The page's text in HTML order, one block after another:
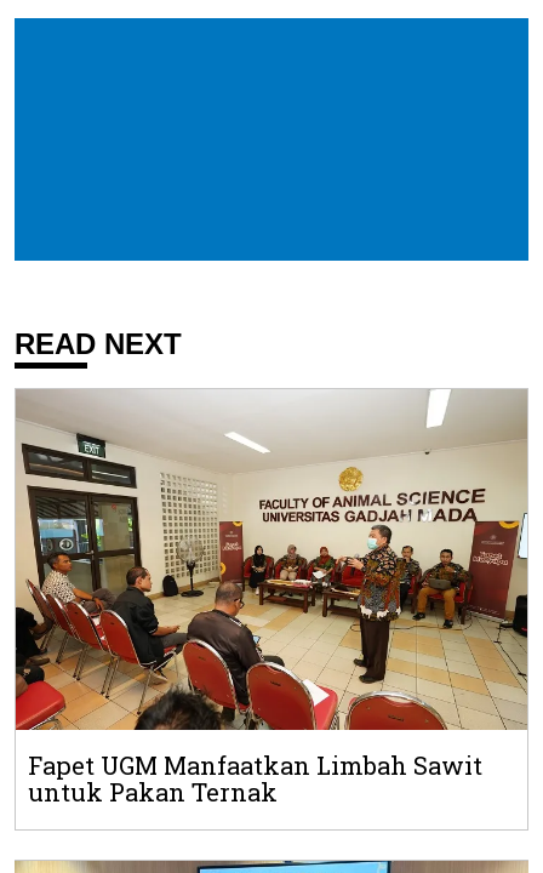
READ NEXT
Fapet UGM Manfaatkan Limbah Sawit
untuk Pakan Ternak